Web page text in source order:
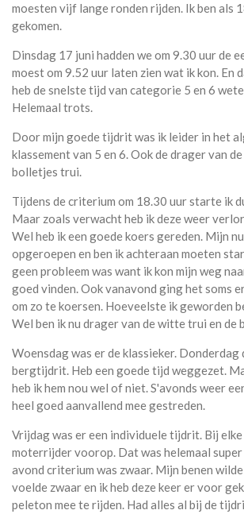
moesten vijf lange ronden rijden. Ik ben als
gekomen.
Dinsdag 17 juni hadden we om 9.30 uur de
moest om 9.52 uur laten zien wat ik kon. En
heb de snelste tijd van categorie 5 en 6
Helemaal trots.
Door mijn goede tijdrit was ik leider in het
klassement van 5 en 6. Ook de drager van
bolletjes trui.
Tijdens de criterium om 18.30 uur starte ik
Maar zoals verwacht heb ik deze weer
Wel heb ik een goede koers gereden. Mijn
opgeroepen en ben ik achteraan moeten
geen probleem was want ik kon mijn weg
goed vinden. Ook vanavond ging het soms
om zo te koersen. Hoeveelste ik geworden
Wel ben ik nu drager van de witte trui en de
Woensdag was er de klassieker. Donderdag
bergtijdrit. Heb een goede tijd weggezet.
heb ik hem nou wel of niet. S'avonds weer
heel goed aanvallend mee gestreden.
Vrijdag was er een individuele tijdrit. Bij
moterrijder voorop. Dat was helemaal
avond criterium was zwaar. Mijn benen
voelde zwaar en ik heb deze keer er voor
peleton mee te rijden. Had alles al bij de